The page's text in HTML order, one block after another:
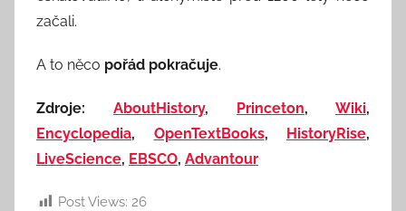
začali.
A to něco pořád pokračuje.
Zdroje: AboutHistory, Princeton, Wiki,
Encyclopedia, OpenTextBooks, HistoryRise,
LiveScience, EBSCO, Advantour
Post Views: 26